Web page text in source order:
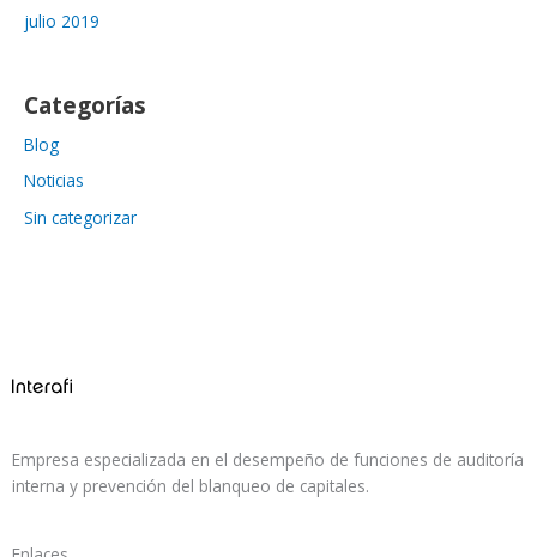
julio 2019
Categorías
Blog
Noticias
Sin categorizar
Empresa especializada en el desempeño de funciones de auditoría
interna y prevención del blanqueo de capitales.